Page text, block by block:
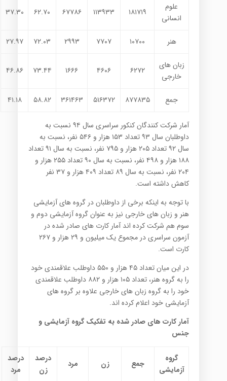
علوم
انسانی
۱۸۱۷۱۹ ۱۱۳۹۳۳ ۶۷۷۸۶ ۶۲.۷۰ ۳۷.۳۰
هنر ۱۰۷۰۰ ۷۷۰۷ ۲۹۹۳ ۷۲.۰۳ ۲۷.۹۷
زبان های
خارجی
۶۲۷۲ ۴۶۰۶ ۱۶۶۶ ۷۳.۴۴ ۴۶.۸۶
جمع ۸۷۷۸۳۵ ۵۱۶۳۷۲ ۳۶۱۴۶۳ ۵۸.۸۲ ۴۱.۱۸
آمار شرکت کنندگان کنکور سراسری سال ۹۴ نسبت به
داوطلبان سال ۹۳ تعداد ۱۵۳ هزار و ۵۴۶ نفر، نسبت به
سال ۹۲ تعداد ۲۰۵ هزار و ۷۹۵ نفر، نسبت به سال ۹۱ تعداد
۱۸۸ هزار و ۴۹۸ نفر، نسبت به سال ۹۰ تعداد ۲۵۵ هزار و
۲۰۴ نفر، نسبت به سال ۸۹ تعداد ۴۰۹ هزار و ۳۷ نفر
کاهش داشته است.
با توجه به اینکه برخی از داوطلبان در گروه های آزمایشی
هنر و زبان های خارجی نیز به عنوان گروه آزمایشی دوم و
سوم هم شرکت کرده اند آمار کارت های صادر شده در
آزمون سراسری در مجموع یک میلیون و ۲۹ هزار و ۲۶۷
کارت است.
در این میان تعداد ۴۵ هزار و ۵۵۰ داوطلب علاقمندی خود
را به گروه هنر، تعداد ۱۰۵ هزار و ۸۸۲ داوطلب علاقمندی
خود را به گروه زبان های خارجی علاوه بر گروه های
آزمایشی خود اعلام کرده اند.
آمار کارت های صادر شده به تفکیک گروه آزمایشی و
جنس
گروه
آزمایشی
جمع زن مرد
درصد
زن
درصد
مرد